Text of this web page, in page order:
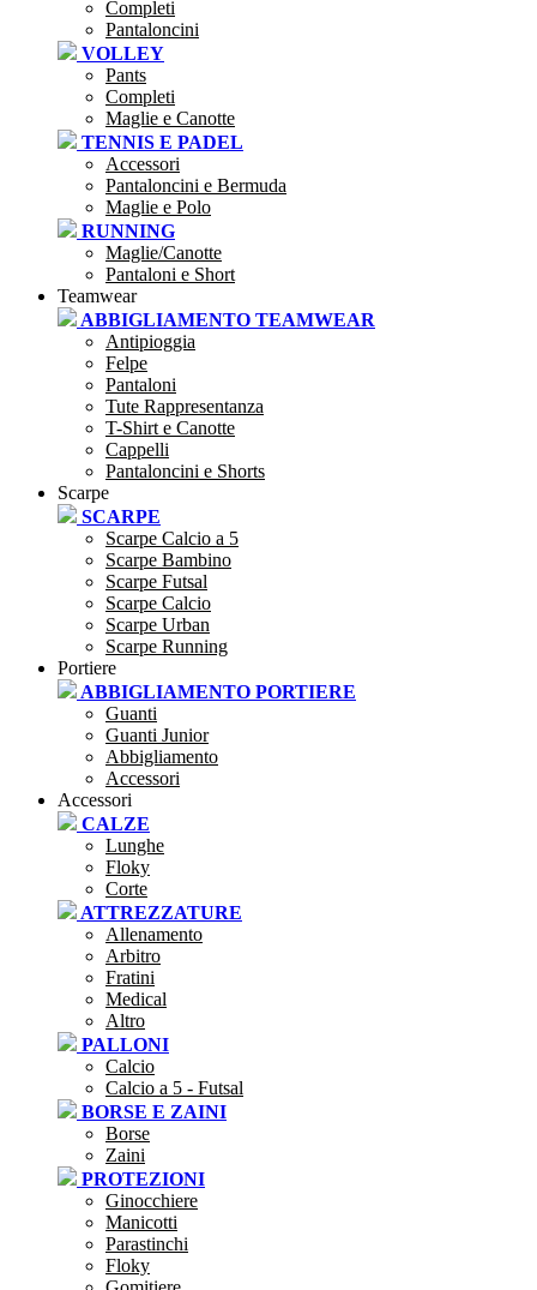
Completi
Pantaloncini
VOLLEY
Pants
Completi
Maglie e Canotte
TENNIS E PADEL
Accessori
Pantaloncini e Bermuda
Maglie e Polo
RUNNING
Maglie/Canotte
Pantaloni e Short
Teamwear
ABBIGLIAMENTO TEAMWEAR
Antipioggia
Felpe
Pantaloni
Tute Rappresentanza
T-Shirt e Canotte
Cappelli
Pantaloncini e Shorts
Scarpe
SCARPE
Scarpe Calcio a 5
Scarpe Bambino
Scarpe Futsal
Scarpe Calcio
Scarpe Urban
Scarpe Running
Portiere
ABBIGLIAMENTO PORTIERE
Guanti
Guanti Junior
Abbigliamento
Accessori
Accessori
CALZE
Lunghe
Floky
Corte
ATTREZZATURE
Allenamento
Arbitro
Fratini
Medical
Altro
PALLONI
Calcio
Calcio a 5 - Futsal
BORSE E ZAINI
Borse
Zaini
PROTEZIONI
Ginocchiere
Manicotti
Parastinchi
Floky